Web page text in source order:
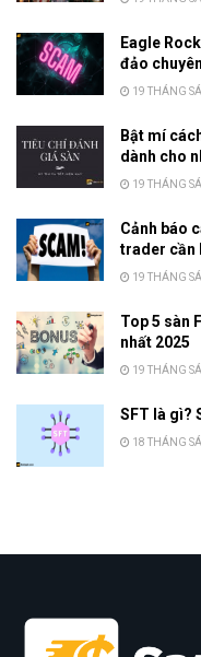
Eagle
đảo
19 THÁNG
Bật mí
dành cho
19 THÁNG
Cảnh báo
trader cần
19 THÁNG
Top 5 sàn
nhất 2025
19 THÁNG
SFT là gì?
18 THÁNG